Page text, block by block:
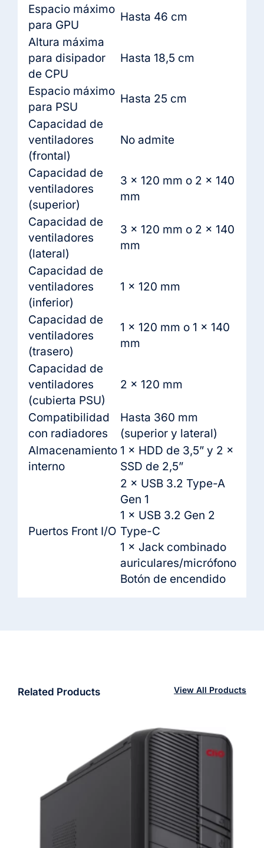
Espacio máximo
para GPU
Hasta 46 cm
Altura máxima
para disipador
de CPU
Hasta 18,5 cm
Espacio máximo
para PSU
Hasta 25 cm
Capacidad de
ventiladores
(frontal)
No admite
Capacidad de
ventiladores
(superior)
3 × 120 mm o 2 × 140
mm
Capacidad de
ventiladores
(lateral)
3 × 120 mm o 2 × 140
mm
Capacidad de
ventiladores
(inferior)
1 × 120 mm
Capacidad de
ventiladores
(trasero)
1 × 120 mm o 1 × 140
mm
Capacidad de
ventiladores
(cubierta PSU)
2 × 120 mm
Compatibilidad
con radiadores
Hasta 360 mm
(superior y lateral)
Almacenamiento
interno
1 × HDD de 3,5” y 2 ×
SSD de 2,5”
Puertos Front I/O
2 × USB 3.2 Type-A
Gen 1
1 × USB 3.2 Gen 2
Type-C
1 × Jack combinado
auriculares/micrófono
Botón de encendido
Related Products View All Products